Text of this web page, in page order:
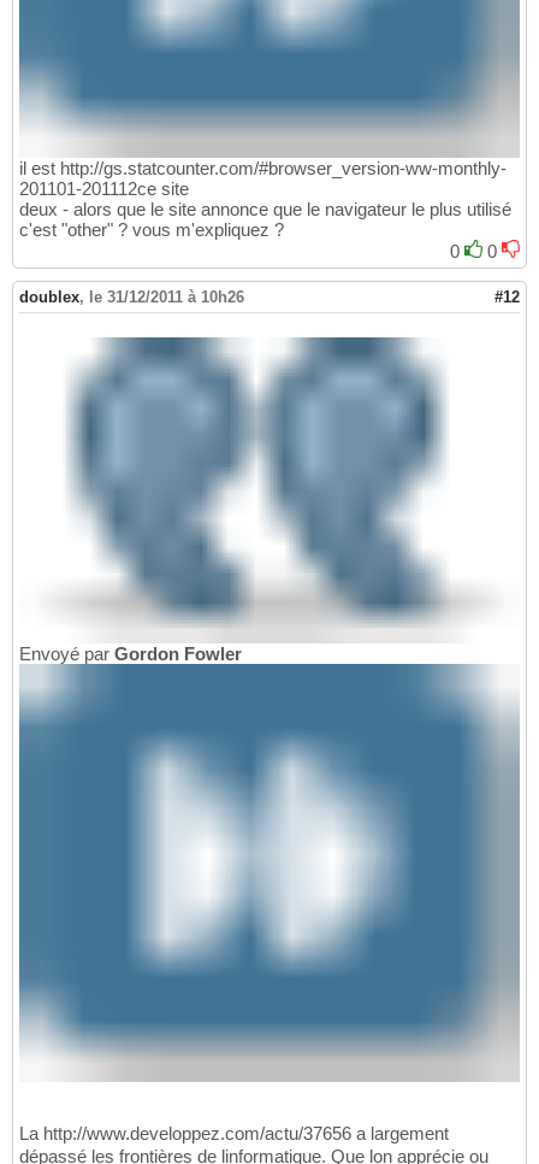
il est http://gs.statcounter.com/#browser_version-ww-monthly-
201101-201112ce site
deux - alors que le site annonce que le navigateur le plus utilisé
c'est "other" ? vous m'expliquez ?
0
0
doublex, le 31/12/2011 à 10h26 #12
Envoyé par Gordon Fowler
La http://www.developpez.com/actu/37656 a largement
dépassé les frontières de linformatique. Que lon apprécie ou